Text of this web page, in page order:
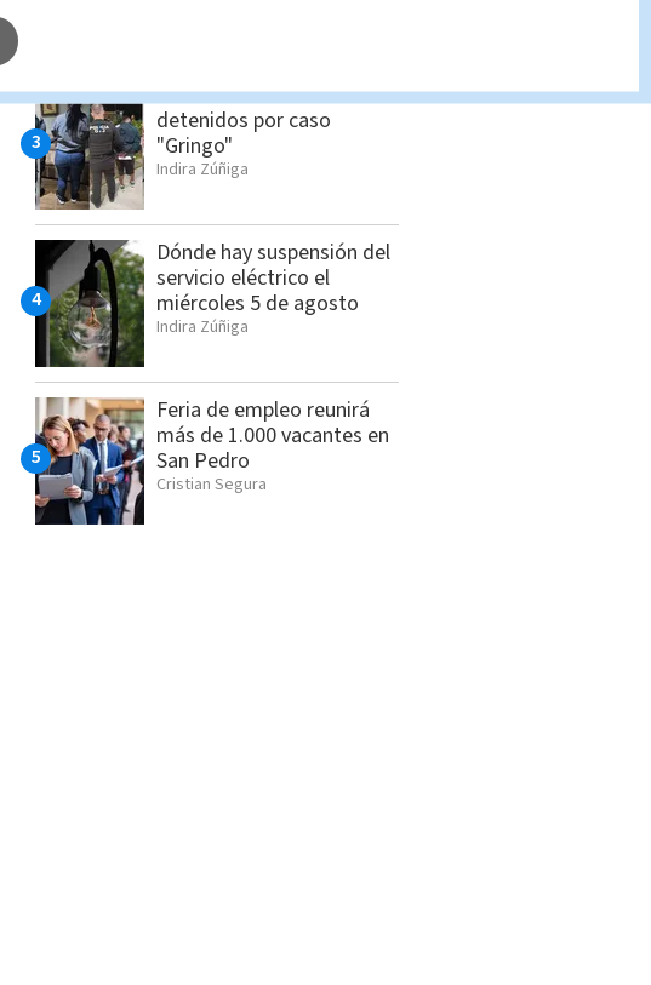
Estos son los 10
detenidos por caso
"Gringo"
Indira Zúñiga
Dónde hay suspensión del
servicio eléctrico el
miércoles 5 de agosto
Indira Zúñiga
Feria de empleo reunirá
más de 1.000 vacantes en
San Pedro
Cristian Segura